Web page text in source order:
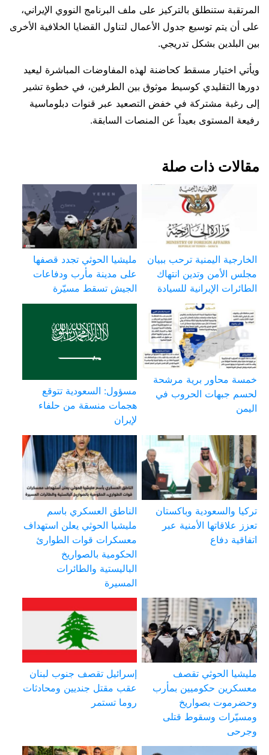
المرتقبة ستنطلق بالتركيز على ملف البرنامج النووي الإيراني،
على أن يتم توسيع جدول الأعمال لتناول القضايا الخلافية الأخرى
بين البلدين بشكل تدريجي.
ويأتي اختيار مسقط كحاضنة لهذه المفاوضات المباشرة ليعيد
دورها التقليدي كوسيط موثوق بين الطرفين، في خطوة تشير
إلى رغبة مشتركة في خفض التصعيد عبر قنوات دبلوماسية
رفيعة المستوى بعيداً عن المنصات السابقة.
مقالات ذات صلة
الخارجية اليمنية ترحب ببيان
مجلس الأمن وتدين انتهاك
الطائرات الإيرانية للسيادة
مليشيا الحوثي تجدد قصفها
على مدينة مأرب ودفاعات
الجيش تسقط مسيّرة
خمسة محاور برية مرشحة
لحسم جبهات الحروب في
اليمن
مسؤول: السعودية تتوقع
هجمات منسقة من حلفاء
لإيران
تركيا والسعودية وباكستان
تعزز علاقاتها الأمنية عبر
اتفاقية دفاع
الناطق العسكري باسم
مليشيا الحوثي يعلن استهداف
معسكرات قوات الطوارئ
الحكومية بالصواريخ
الباليستية والطائرات
المسيرة
مليشيا الحوثي تقصف
معسكرين حكوميين بمأرب
وحضرموت بصواريخ
ومسيّرات وسقوط قتلى
وجرحى
إسرائيل تقصف جنوب لبنان
عقب مقتل جنديين ومحادثات
روما تستمر